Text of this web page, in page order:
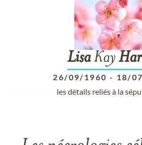
LisaKay
26/09/1960 - 18/
les détails reliés à la